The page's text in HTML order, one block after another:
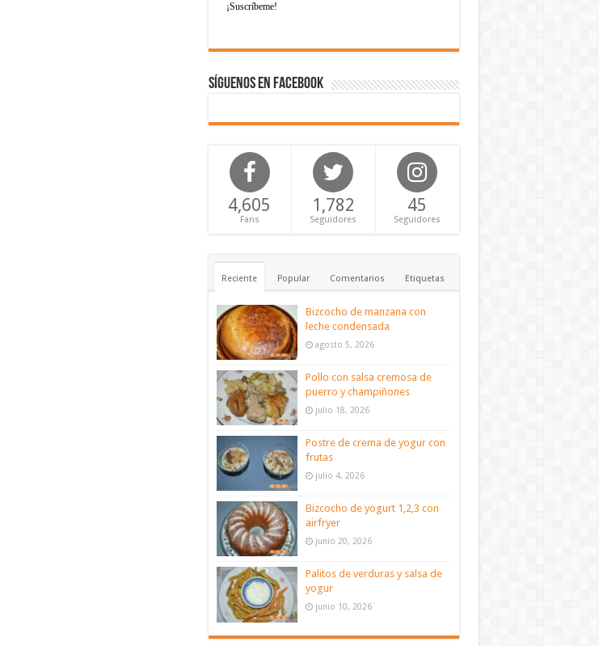
Síguenos en Facebook
4,605
Fans
1,782
Seguidores
45
Seguidores
Reciente Popular Comentarios Etiquetas
Bizcocho de manzana con
leche condensada
agosto 5, 2026
Pollo con salsa cremosa de
puerro y champiñones
julio 18, 2026
Postre de crema de yogur con
frutas
julio 4, 2026
Bizcocho de yogurt 1,2,3 con
airfryer
junio 20, 2026
Palitos de verduras y salsa de
yogur
junio 10, 2026